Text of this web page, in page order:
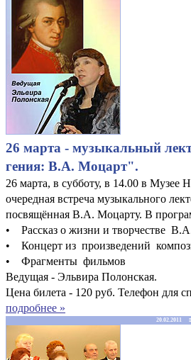
26 марта - музыкальный
гения: В.А. Моцарт".
26 марта, в субботу, в 14.00 в Музее
очередная встреча музыкального
посвящённая В.А. Моцарту. В
• Рассказ о жизни и творчестве
• Концерт из произведений
• Фрагменты фильмов
Ведущая - Эльвира Полонская.
Цена билета - 120 руб. Телефон для
подробнее »
20.02.2011